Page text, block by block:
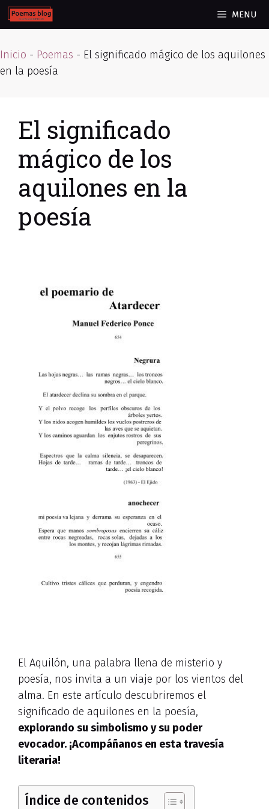
Skip
to
MENU
Inicio - Poemas - El significado mágico de los aquilones
en la poesía
El significado
mágico de los
aquilones en la
poesía
El Aquilón, una palabra llena de misterio y
poesía, nos invita a un viaje por los vientos del
alma. En este artículo descubriremos el
significado de aquilones en la poesía,
explorando su simbolismo y su poder
evocador. ¡Acompáñanos en esta travesía
literaria!
Índice de contenidos